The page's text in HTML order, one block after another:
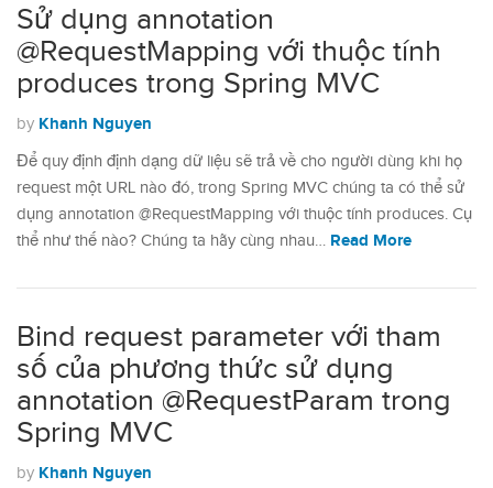
Sử dụng annotation
@RequestMapping với thuộc tính
produces trong Spring MVC
by Khanh Nguyen
Để quy định định dạng dữ liệu sẽ trả về cho người dùng khi họ
request một URL nào đó, trong Spring MVC chúng ta có thể sử
dụng annotation @RequestMapping với thuộc tính produces. Cụ
thể như thế nào? Chúng ta hãy cùng nhau… Read More
Bind request parameter với tham
số của phương thức sử dụng
annotation @RequestParam trong
Spring MVC
by Khanh Nguyen